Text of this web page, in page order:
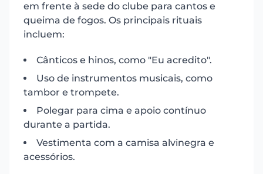
em frente à sede do clube para cantos e
queima de fogos. Os principais rituais
incluem:
Cânticos e hinos, como "Eu acredito".
Uso de instrumentos musicais, como
tambor e trompete.
Polegar para cima e apoio contínuo
durante a partida.
Vestimenta com a camisa alvinegra e
acessórios.